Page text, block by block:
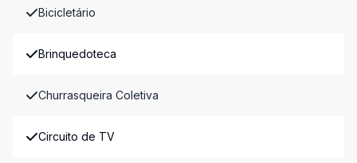
Bicicletário
Brinquedoteca
Churrasqueira Coletiva
Circuito de TV